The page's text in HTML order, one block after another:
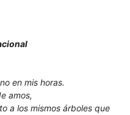
caes
en mis horas.
de amos,
a los mismos árboles que